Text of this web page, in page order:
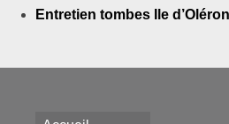
Entretien tombes Ile d’Oléron